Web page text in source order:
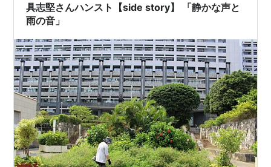
具志堅さんハンスト【side story】 「静かな声と
雨の音」